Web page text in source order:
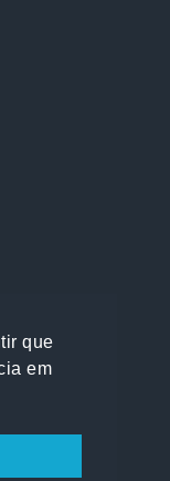
que
em